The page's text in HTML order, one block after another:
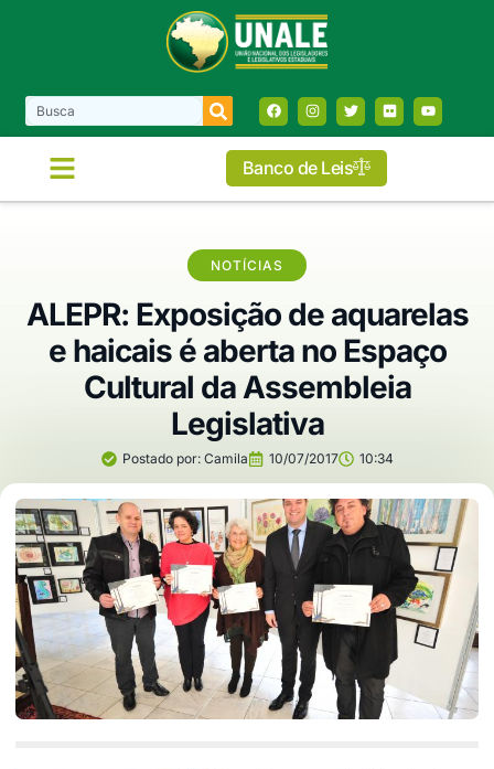
Banco de Leis
NOTÍCIAS
ALEPR: Exposição de aquarelas
e haicais é aberta no Espaço
Cultural da Assembleia
Legislativa
Postado por:Camila 10/07/2017 10:34